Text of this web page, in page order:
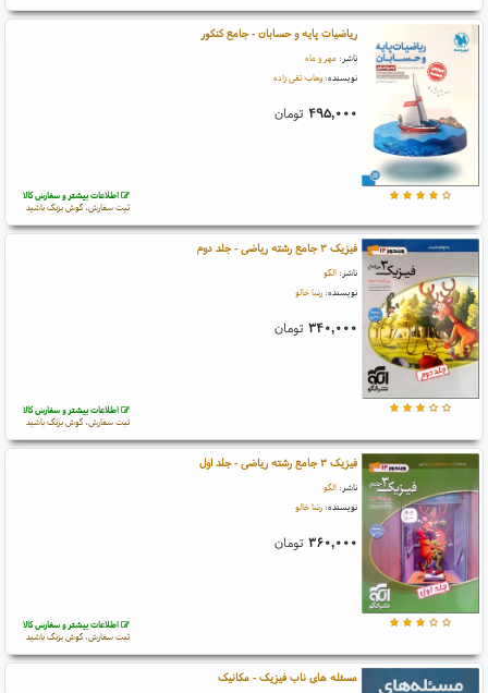
ریاضیات پایه و حسابان - جامع کنکور
ناشر: مهر و ماه
نویسنده: وهاب تقی زاده
۴۹۵,۰۰۰ تومان
اطلاعات بیشتر و سفارش کالا
ثبت سفارش، گوش بزنگ باشید
فیزیک ۳ جامع رشته ریاضی - جلد دوم
ناشر: الگو
نویسنده: رضا خالو
۳۴۰,۰۰۰ تومان
اطلاعات بیشتر و سفارش کالا
ثبت سفارش، گوش بزنگ باشید
فیزیک ۳ جامع رشته ریاضی - جلد اول
ناشر: الگو
نویسنده: رضا خالو
۳۶۰,۰۰۰ تومان
اطلاعات بیشتر و سفارش کالا
ثبت سفارش، گوش بزنگ باشید
مسئله های ناب فیزیک - مکانیک